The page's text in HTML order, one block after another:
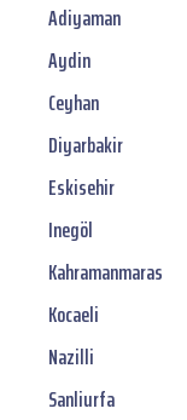
Adiyaman
Aydin
Ceyhan
Diyarbakir
Eskisehir
Inegöl
Kahramanmaras
Kocaeli
Nazilli
Sanliurfa